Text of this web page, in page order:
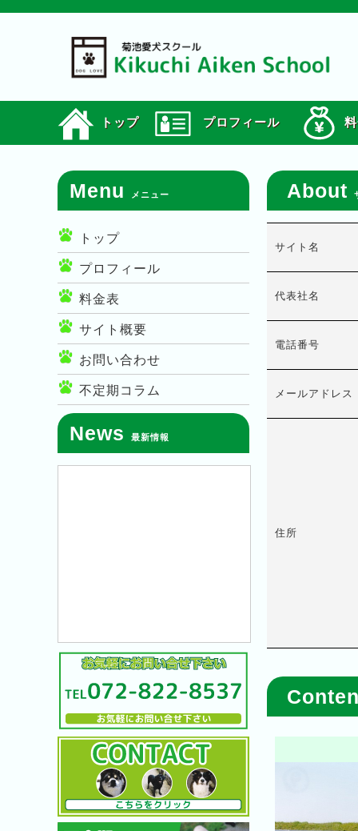
トップ プロフィール
Menu メニュー
トップ
プロフィール
料金表
サイト概要
お問い合わせ
不定期コラム
News 最新情報
About
サイト名
代表社名
電話番号
メールアドレス
住所